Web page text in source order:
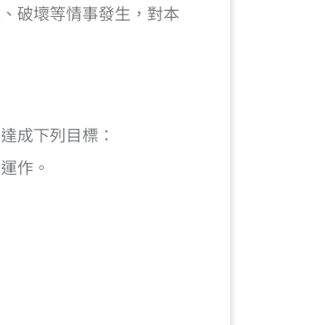
破壞等情事發生，對本
成下列目標：
作。